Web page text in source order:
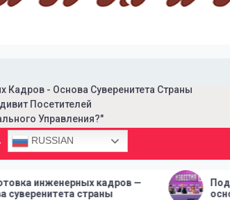
Кадров - Основа Суверенитета Страны
Посетителей
Управления?"
RUSSIAN
кадров —
Подготовка
основа